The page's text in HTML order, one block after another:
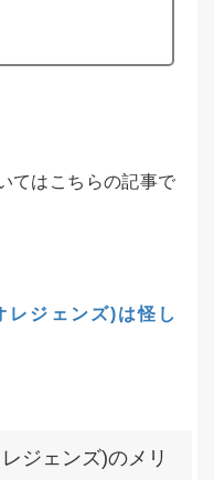
てはこちらの記事で
レジェンズ)は怪し
ジェンズ)のメリ